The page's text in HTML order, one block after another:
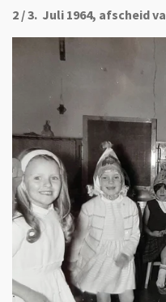
2 / 3. Juli 1964, afscheid